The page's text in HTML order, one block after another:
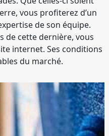
vous profiterez d’un
de son équipe.
de cette dernière, vous
internet. Ses conditions
du marché.